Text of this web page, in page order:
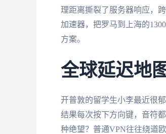
理距离撕裂了服务器响应，
加速器，把罗马到上海的
方案。
全球延迟地
开普敦的留学生小李最近很
结果每次按下方向键，音符
种绝望？普通VPN往往绕道